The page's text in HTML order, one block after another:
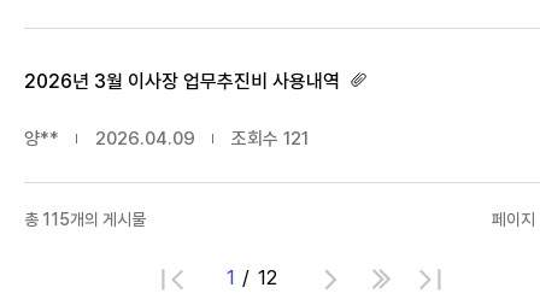
2026년 3월 이사장 업무추진비 사용내역
양** 2026.04.09 조회수 121
1 12
총 115개의 게시물 페이